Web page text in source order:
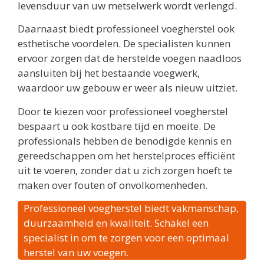
levensduur van uw metselwerk wordt verlengd.
Daarnaast biedt professioneel voegherstel ook
esthetische voordelen. De specialisten kunnen
ervoor zorgen dat de herstelde voegen naadloos
aansluiten bij het bestaande voegwerk,
waardoor uw gebouw er weer als nieuw uitziet.
Door te kiezen voor professioneel voegherstel
bespaart u ook kostbare tijd en moeite. De
professionals hebben de benodigde kennis en
gereedschappen om het herstelproces efficiënt
uit te voeren, zonder dat u zich zorgen hoeft te
maken over fouten of onvolkomenheden.
Professioneel voegherstel biedt vakmanschap,
duurzaamheid en kwaliteit. Schakel een
specialist in om te zorgen voor een optimaal
herstel van uw voegen.